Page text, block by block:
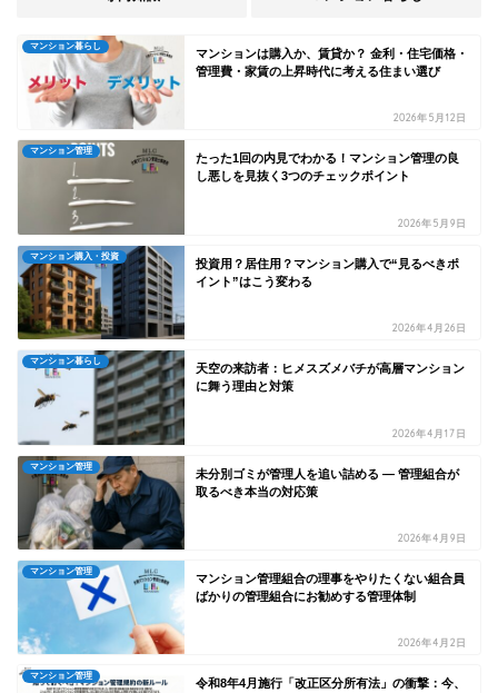
マンション暮らし
マンションは購入か、賃貸か？ 金利・住宅価格・
管理費・家賃の上昇時代に考える住まい選び
2026年5月12日
マンション管理
たった1回の内見でわかる！マンション管理の良
し悪しを見抜く3つのチェックポイント
2026年5月9日
マンション購入・投資
投資用？居住用？マンション購入で“見るべきポ
イント”はこう変わる
2026年4月26日
マンション暮らし
天空の来訪者：ヒメスズメバチが高層マンション
に舞う理由と対策
2026年4月17日
マンション管理
未分別ゴミが管理人を追い詰める ― 管理組合が
取るべき本当の対応策
2026年4月9日
マンション管理
マンション管理組合の理事をやりたくない組合員
ばかりの管理組合にお勧めする管理体制
2026年4月2日
マンション管理
令和8年4月施行「改正区分所有法」の衝撃：今、